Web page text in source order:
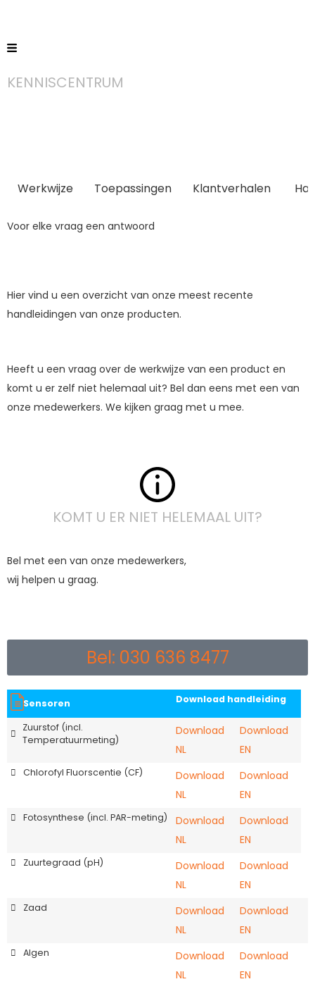
KENNISCENTRUM
Werkwijze Toepassingen Klantverhalen
Voor elke vraag een antwoord
Hier vind u een overzicht van onze meest recente
handleidingen van onze producten.
Heeft u een vraag over de werkwijze van een product en
komt u er zelf niet helemaal uit? Bel dan eens met een van
onze medewerkers. We kijken graag met u mee.
KOMT U ER NIET HELEMAAL UIT?
Bel met een van onze medewerkers,
wij helpen u graag.
Bel: 030 636 8477
Sensoren Download handleiding
Zuurstof (incl.
Temperatuurmeting)
Download
NL
Download
EN
Chlorofyl Fluorscentie (CF)
Download
NL
Download
EN
Fotosynthese (incl. PAR-meting)
Download
NL
Download
EN
Zuurtegraad (pH)
Download
NL
Download
EN
Zaad
Download
NL
Download
EN
Algen
Download
NL
Download
EN